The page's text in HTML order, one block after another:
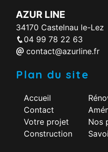
AZUR LINE
34170 Castelnau le-Lez
04 99 78 22 63
contact@azurline.fr
Plan du site
Accueil
Contact
Votre projet
Construction
Nos